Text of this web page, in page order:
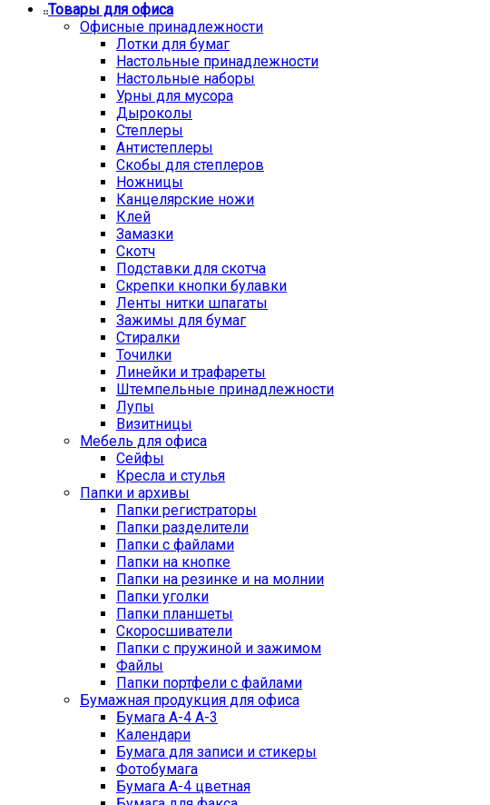
Товары для офиса
Офисные принадлежности
Лотки для бумаг
Настольные принадлежности
Настольные наборы
Урны для мусора
Дыроколы
Степлеры
Антистеплеры
Скобы для степлеров
Ножницы
Канцелярские ножи
Клей
Замазки
Скотч
Подставки для скотча
Скрепки кнопки булавки
Ленты нитки шпагаты
Зажимы для бумаг
Стиралки
Точилки
Линейки и трафареты
Штемпельные принадлежности
Лупы
Визитницы
Мебель для офиса
Сейфы
Кресла и стулья
Папки и архивы
Папки регистраторы
Папки разделители
Папки с файлами
Папки на кнопке
Папки на резинке и на молнии
Папки уголки
Папки планшеты
Скоросшиватели
Папки с пружиной и зажимом
Файлы
Папки портфели с файлами
Бумажная продукция для офиса
Бумага А-4 А-3
Календари
Бумага для записи и стикеры
Фотобумага
Бумага А-4 цветная